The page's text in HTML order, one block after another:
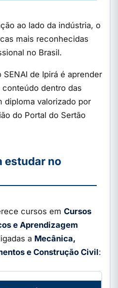
ao lado da indústria, o
mais reconhecidas
no Brasil.
de Ipirá é aprender
dentro das
diploma valorizado por
do Portal do Sertão
estudar no
cursos em Cursos
e Aprendizagem
a Mecânica,
e Construção Civil: